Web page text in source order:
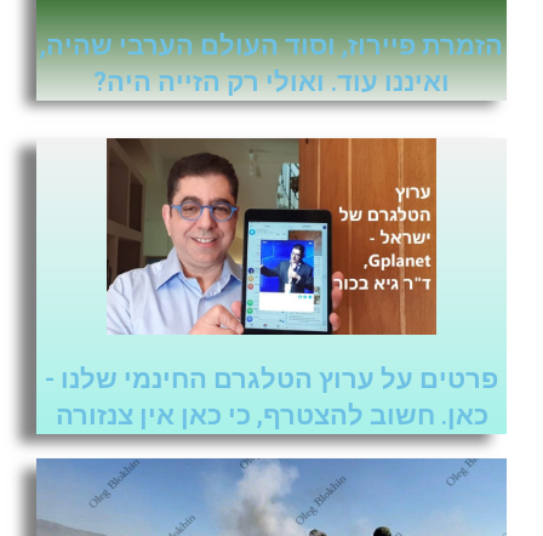
הזמרת פיירוז, וסוד העולם הערבי שהיה,
ואיננו עוד. ואולי רק הזייה היה?
פרטים על ערוץ הטלגרם החינמי שלנו -
כאן. חשוב להצטרף, כי כאן אין צנזורה